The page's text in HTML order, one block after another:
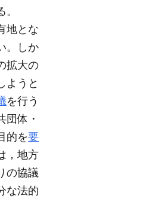
地とな
。しか
拡大の
ようと
を行う
団体・
的を要
，地方
の協議
な法的